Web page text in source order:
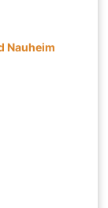
Nauheim